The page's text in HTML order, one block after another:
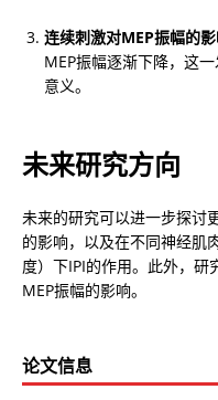
连续刺激对MEP振幅的
MEP振幅逐渐下降，这
意义。
未来研究方向
未来的研究可以进一步探讨
的影响，以及在不同神经肌
度）下IPI的作用。此外，研
MEP振幅的影响。
论文信息